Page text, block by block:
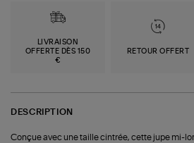
LIVRAISON
OFFERTE DÈS 150
€
RETOUR OFFERT
DESCRIPTION
Conçue avec une taille cintrée, cette jupe mi-